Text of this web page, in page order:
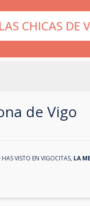
CHICAS DE
de Vigo
VISTO EN VIGOCITAS, LA